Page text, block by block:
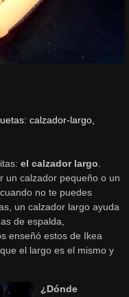
calzador-largo,
el calzador largo.
un calzador pequeño o un
no te puedes
un calzador largo ayuda
de espalda,
enseñó estos de Ikea
el largo es el mismo y
¿Dónde